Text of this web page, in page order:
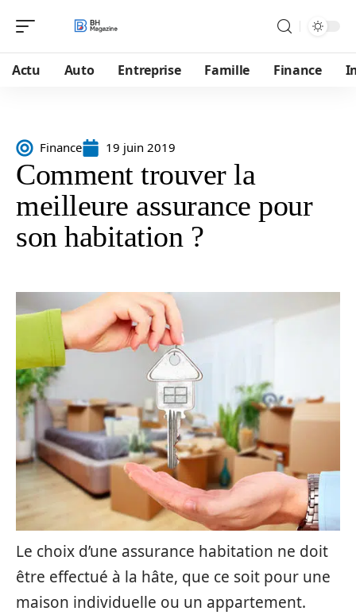
Actu Auto Entreprise Famille Finance
Finance 19 juin 2019
Comment trouver la
meilleure assurance pour
son habitation ?
Le choix d’une assurance habitation ne doit
être effectué à la hâte, que ce soit pour une
maison individuelle ou un appartement.